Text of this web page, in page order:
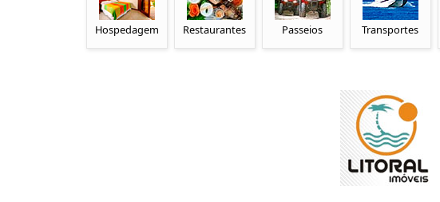
Hospedagem Restaurantes Passeios Transportes